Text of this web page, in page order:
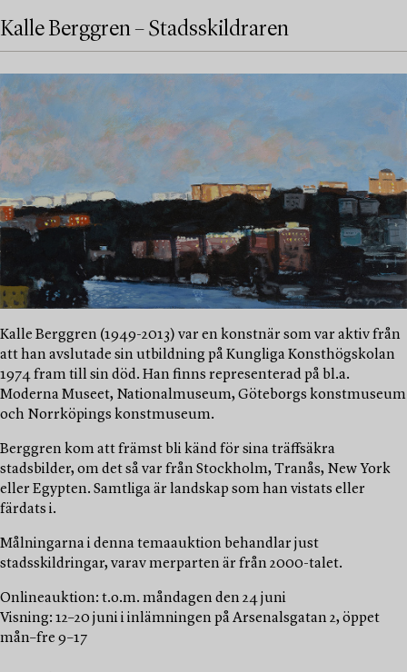
Kalle Berggren – Stadsskildraren
Kalle Berggren (1949-2013) var en konstnär som var aktiv från
att han avslutade sin utbildning på Kungliga Konsthögskolan
1974 fram till sin död. Han finns representerad på bl.a.
Moderna Museet, Nationalmuseum, Göteborgs konstmuseum
och Norrköpings konstmuseum.
Berggren kom att främst bli känd för sina träffsäkra
stadsbilder, om det så var från Stockholm, Tranås, New York
eller Egypten. Samtliga är landskap som han vistats eller
färdats i.
Målningarna i denna temaauktion behandlar just
stadsskildringar, varav merparten är från 2000-talet.
Onlineauktion: t.o.m. måndagen den 24 juni
Visning: 12–20 juni i inlämningen på Arsenalsgatan 2, öppet
mån–fre 9–17